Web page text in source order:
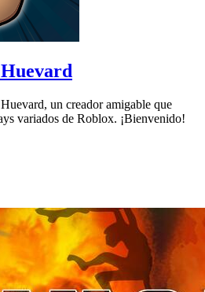
un creador amigable que
variados de Roblox. ¡Bienvenido!